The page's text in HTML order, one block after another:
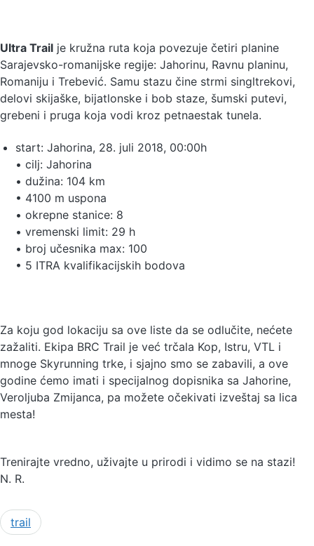
Ultra Trail je kružna ruta koja povezuje četiri planine
Sarajevsko-romanijske regije: Jahorinu, Ravnu planinu,
Romaniju i Trebević. Samu stazu čine strmi singltrekovi,
delovi skijaške, bijatlonske i bob staze, šumski putevi,
grebeni i pruga koja vodi kroz petnaestak tunela.
start: Jahorina, 28. juli 2018, 00:00h
• cilj: Jahorina
• dužina: 104 km
• 4100 m uspona
• okrepne stanice: 8
• vremenski limit: 29 h
• broj učesnika max: 100
• 5 ITRA kvalifikacijskih bodova
Za koju god lokaciju sa ove liste da se odlučite, nećete
zažaliti. Ekipa BRC Trail je već trčala Kop, Istru, VTL i
mnoge Skyrunning trke, i sjajno smo se zabavili, a ove
godine ćemo imati i specijalnog dopisnika sa Jahorine,
Veroljuba Zmijanca, pa možete očekivati izveštaj sa lica
mesta!
Trenirajte vredno, uživajte u prirodi i vidimo se na stazi!
N. R.
trail